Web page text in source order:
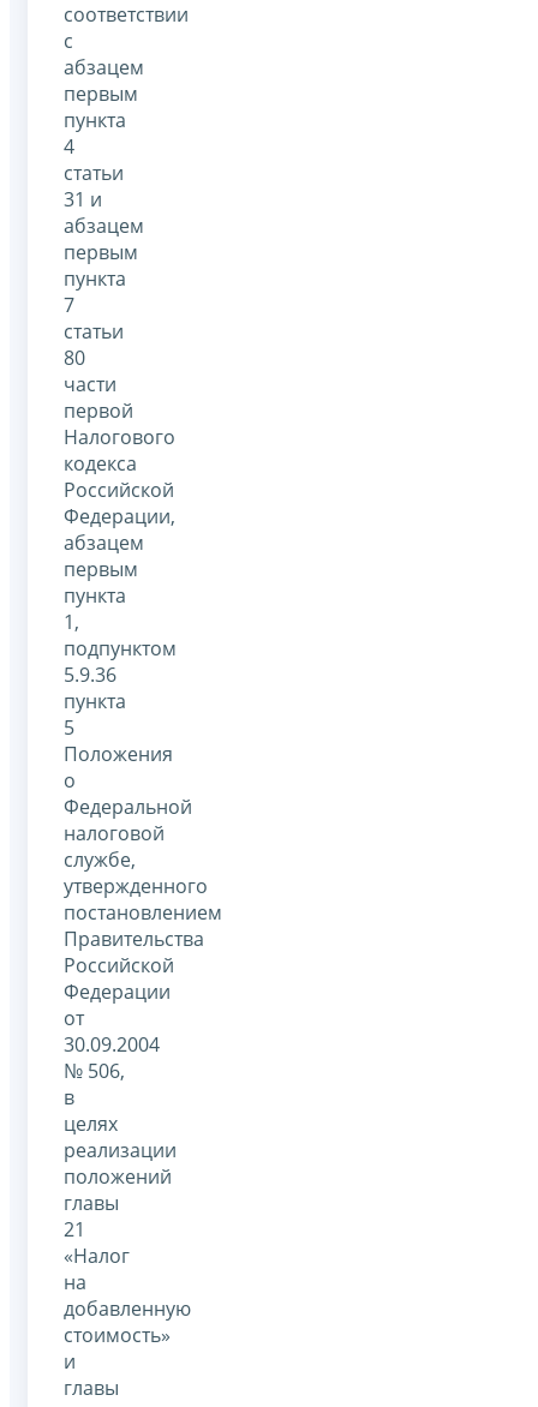
соответствии
с
абзацем
первым
пункта
4
статьи
31 и
абзацем
первым
пункта
7
статьи
80
части
первой
Налогового
кодекса
Российской
Федерации,
абзацем
первым
пункта
1,
подпунктом
5.9.36
пункта
5
Положения
о
Федеральной
налоговой
службе,
утвержденного
постановлением
Правительства
Российской
Федерации
от
30.09.2004
№ 506,
в
целях
реализации
положений
главы
21
«Налог
на
добавленную
стоимость»
и
главы